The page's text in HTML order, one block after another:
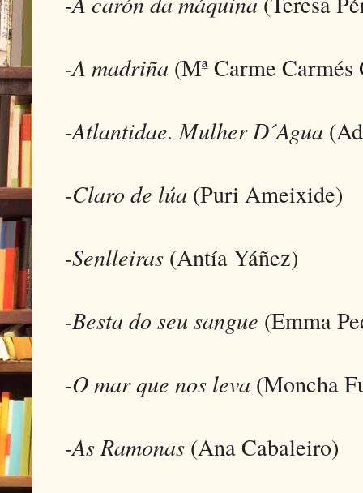
-A madriña (Mª Carme Carmés
-Atlantidae. Mulher D´Agua
-Claro de lúa (Puri Ameixide)
-Senlleiras (Antía Yáñez)
-Besta do seu sangue (Emma
-O mar que nos leva (Moncha
-As Ramonas (Ana Cabaleiro)